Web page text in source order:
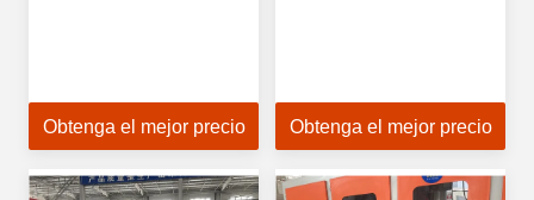
Obtenga el mejor precio Obtenga el mejor precio